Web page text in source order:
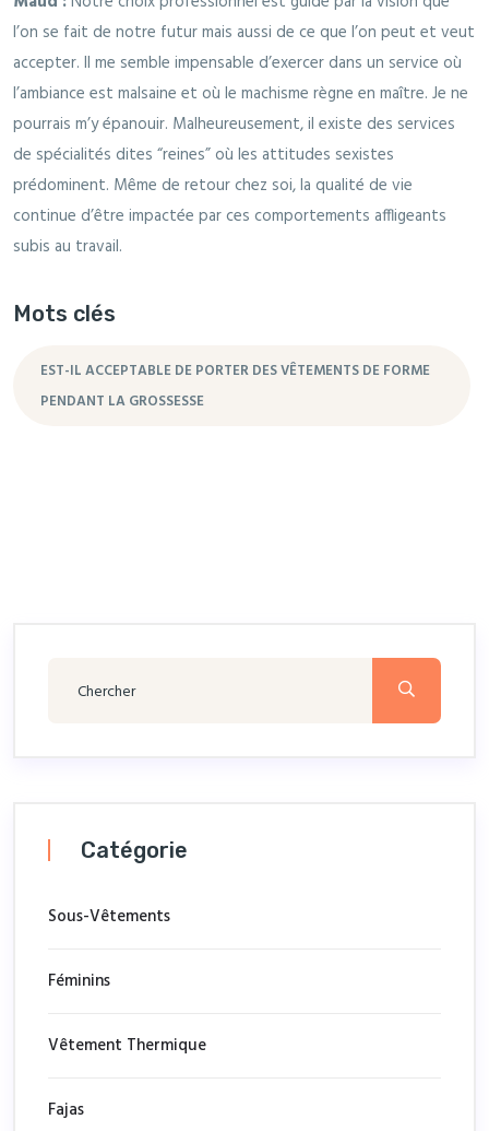
l’on se fait de notre futur mais aussi de ce que l’on peut et veut
accepter. Il me semble impensable d’exercer dans un service où
l’ambiance est malsaine et où le machisme règne en maître. Je ne
pourrais m’y épanouir. Malheureusement, il existe des services
de spécialités dites “reines” où les attitudes sexistes
prédominent. Même de retour chez soi, la qualité de vie
continue d’être impactée par ces comportements affligeants
subis au travail.
Mots clés
EST-IL ACCEPTABLE DE PORTER DES VÊTEMENTS DE FORME
PENDANT LA GROSSESSE
Catégorie
Sous-Vêtements
Féminins
Vêtement Thermique
Fajas